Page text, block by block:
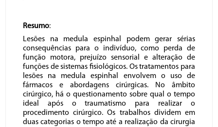
Resumo:
Lesões na medula espinhal podem gerar sérias
consequências para o indivíduo, como perda de
função motora, prejuízo sensorial e alteração de
funções de sistemas fisiológicos. Os tratamentos para
lesões na medula espinhal envolvem o uso de
fármacos e abordagens cirúrgicas. No âmbito
cirúrgico, há o questionamento sobre qual o tempo
ideal após o traumatismo para realizar o
procedimento cirúrgico. Os trabalhos dividem em
duas categorias o tempo até a realização da cirurgia